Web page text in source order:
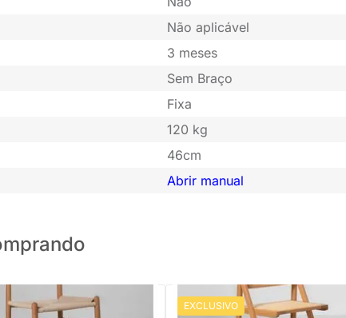
Não aplicável
3 meses
Sem Braço
Fixa
120 kg
46cm
Abrir manual
PRONTA ENTREGA EXCLUSIVO PRONTA ENTREGA